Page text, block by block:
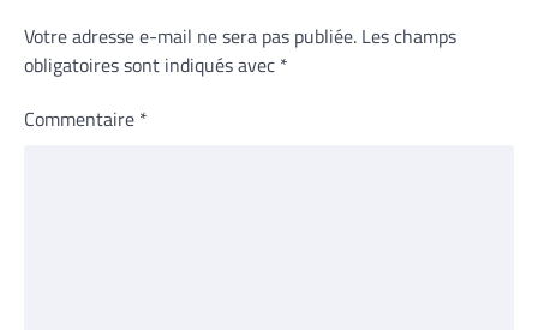
Votre adresse e-mail ne sera pas publiée. Les champs
obligatoires sont indiqués avec *
Commentaire *